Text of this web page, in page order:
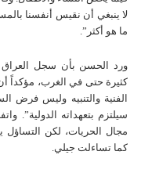
لا ينبغي أن نقيس أنفسنا
ما هو أكثر”.
ورد الحسن بأن سجل العراق
كثيرة حتى في الغرب، مؤكداً
الفنية والتنبيه وليس فرض
سيلتزم بتعهداته
مجال الحريات، لكن
كما تساءلت جيلي.